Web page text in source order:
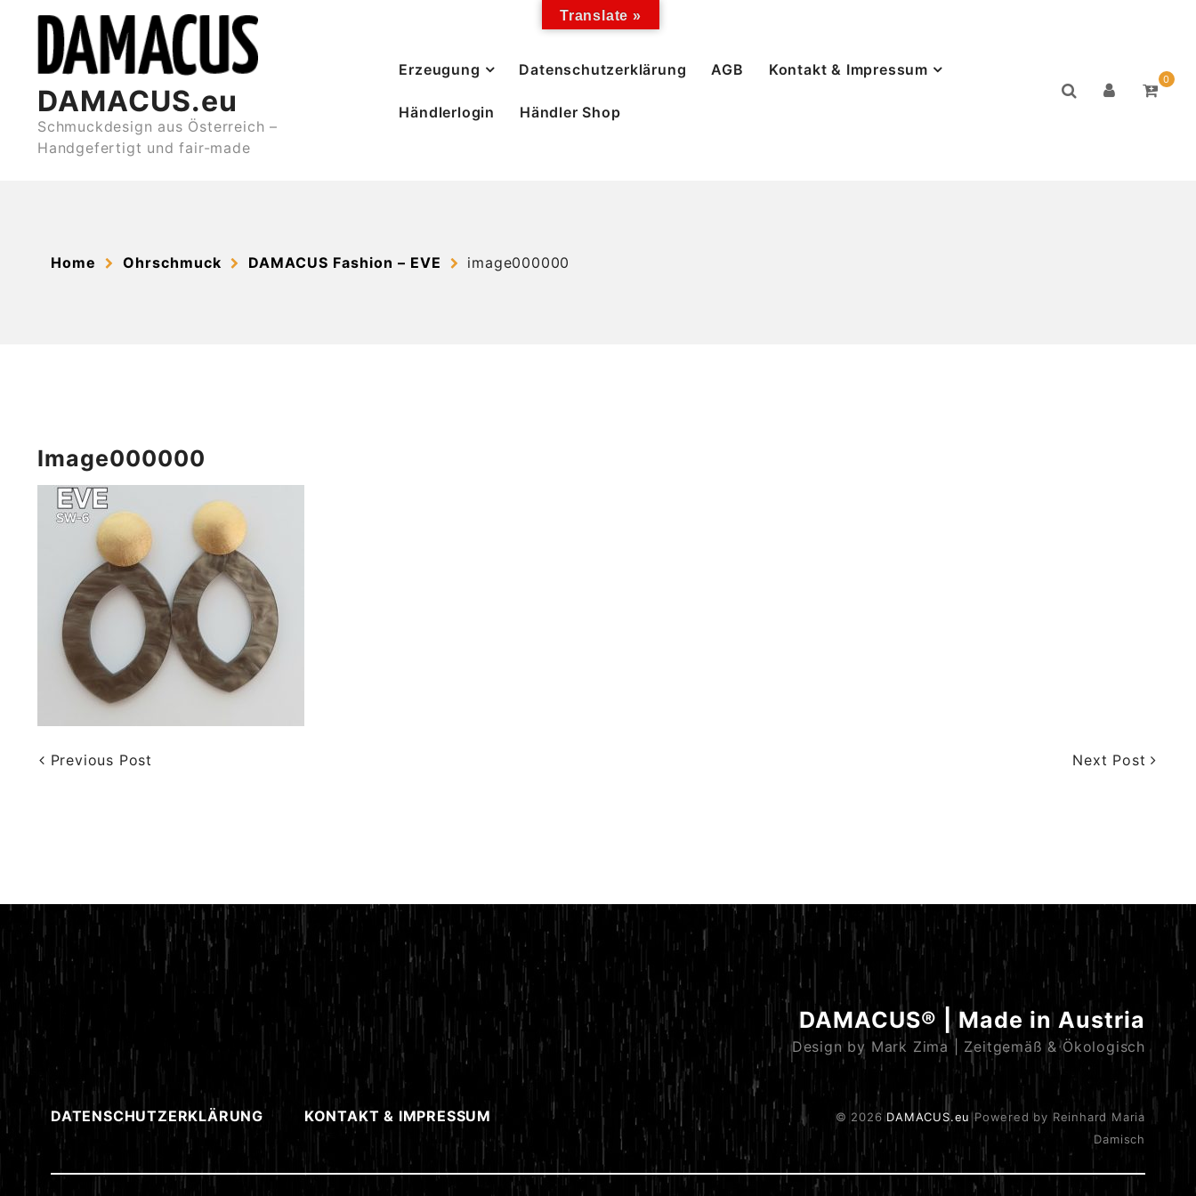
content
DAMACUS.eu
Schmuckdesign aus Österreich –
Handgefertigt und fair-made
Erzeugung Datenschutzerklärung AGB Kontakt & Impressum
Händlerlogin Händler Shop
0
Home Ohrschmuck DAMACUS Fashion – EVE image000000
Image000000
Previous Post Next Post
DAMACUS® | Made in Austria
Design by Mark Zima | Zeitgemäß & Ökologisch
DATENSCHUTZERKLÄRUNG KONTAKT & IMPRESSUM © 2026 DAMACUS.eu Powered by Reinhard Maria
Damisch
Translate »